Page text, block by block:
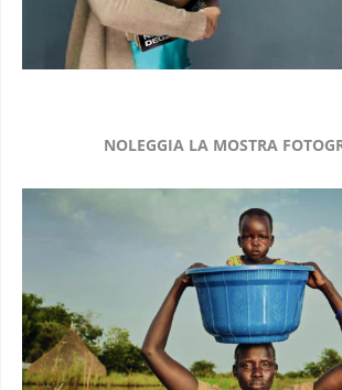
NOLEGGIA LA MOSTRA